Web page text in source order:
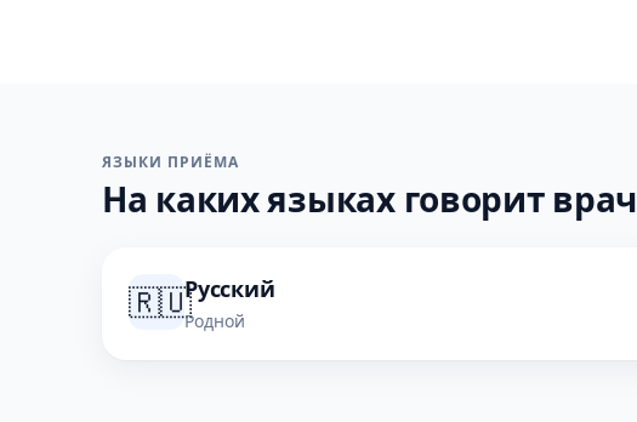
ЯЗЫКИ ПРИЁМА
На каких языках говорит врач
🇷🇺Русский
Родной